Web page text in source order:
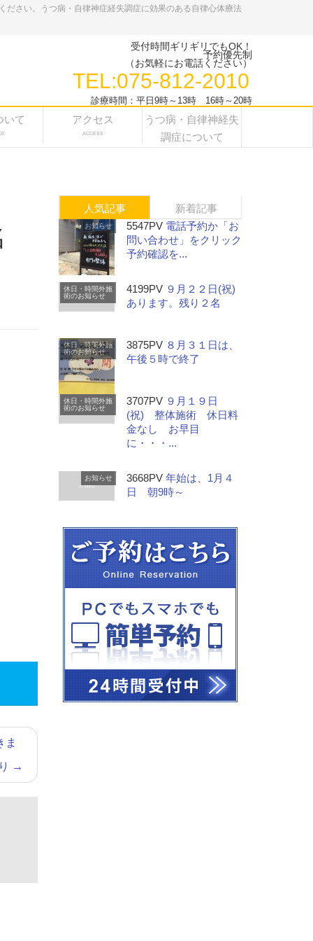
さい。うつ病・自律神症経失調症に効果のある自律心体療法
受付時間ギリギリでもOK！
予約優先制
（お気軽にお電話ください）
TEL:075-812-2010
診療時間：平日9時～13時 16時～20時
いて アクセス
ACCESS
うつ病・自律神経失
調症について
ま
→
人気記事 新着記事
お知らせ 5547PV 電話予約か「お
問い合わせ」をクリック
予約確認を...
休日・時間外施
術のお知らせ
4199PV ９月２２日(祝)
あります。残り２名
休日・時間外施
術のお知らせ
3875PV ８月３１日は、
午後５時で終了
休日・時間外施
術のお知らせ
3707PV ９月１９日
(祝) 整体施術 休日料
金なし お早目
に・・・...
お知らせ 3668PV 年始は、1月４
日 朝9時～